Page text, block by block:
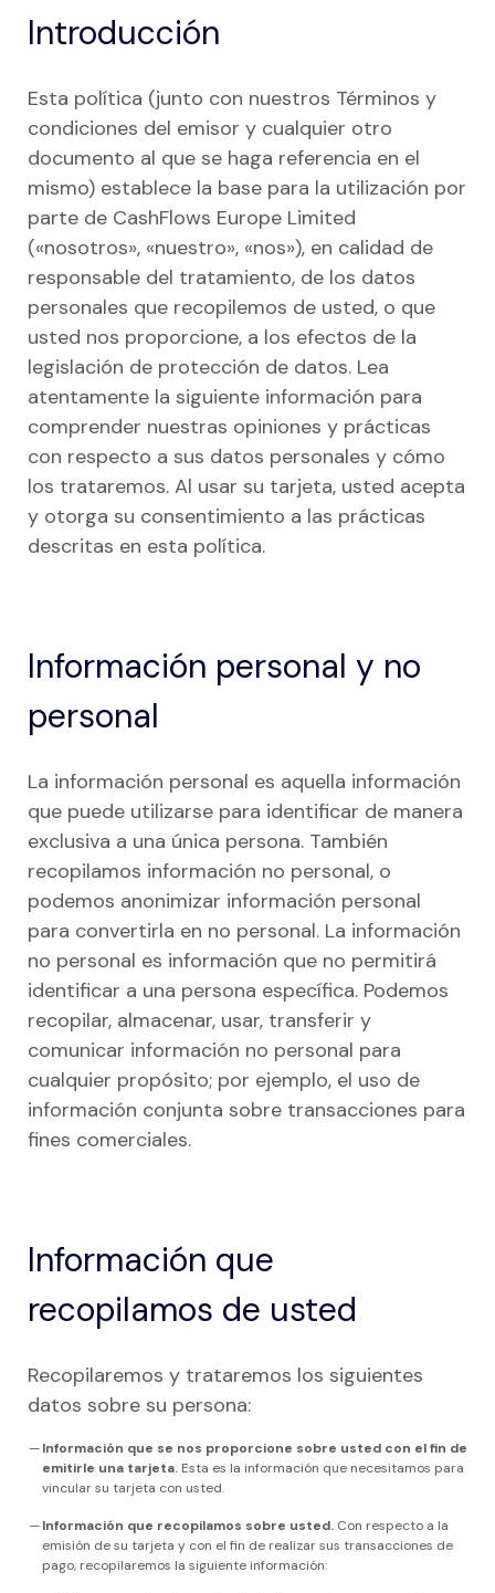
Tiendas por categoría
Deporte y aire libre
Educación
Electrónica
Electrodomésticos
Estilo de vida
Joyería
Moda y accesorios
Muebles y decoración
Viajes y vacaciones
Educación
Hogar y decoración
Joyería
Moda y complementos
Perfumería y Cosmética
Viajes y turismo
Otro sector
Vende con Aplazame
Financiación en el punto de venta
Recursos para comercios
Centro de recursos
Precios
Blog
Directorio de tiendas
App de Aplazame
Ofrecer en mi tienda
España
Portugal
Introducción
Esta política (junto con nuestros Términos y
condiciones del emisor y cualquier otro
documento al que se haga referencia en el
mismo) establece la base para la utilización por
parte de CashFlows Europe Limited
(«nosotros», «nuestro», «nos»), en calidad de
responsable del tratamiento, de los datos
personales que recopilemos de usted, o que
usted nos proporcione, a los efectos de la
legislación de protección de datos. Lea
atentamente la siguiente información para
comprender nuestras opiniones y prácticas
con respecto a sus datos personales y cómo
los trataremos. Al usar su tarjeta, usted acepta
y otorga su consentimiento a las prácticas
descritas en esta política.
Información personal y no
personal
La información personal es aquella información
que puede utilizarse para identificar de manera
exclusiva a una única persona. También
recopilamos información no personal, o
podemos anonimizar información personal
para convertirla en no personal. La información
no personal es información que no permitirá
identificar a una persona específica. Podemos
recopilar, almacenar, usar, transferir y
comunicar información no personal para
cualquier propósito; por ejemplo, el uso de
información conjunta sobre transacciones para
fines comerciales.
Información que
recopilamos de usted
Recopilaremos y trataremos los siguientes
datos sobre su persona:
Información que se nos proporcione sobre usted con el fin de
emitirle una tarjeta.Esta es la información que necesitamos para
vincular su tarjeta con usted.
Información que recopilamos sobre usted.Con respecto a la
emisión de su tarjeta y con el fin de realizar sus transacciones de
pago, recopilaremos la siguiente información: